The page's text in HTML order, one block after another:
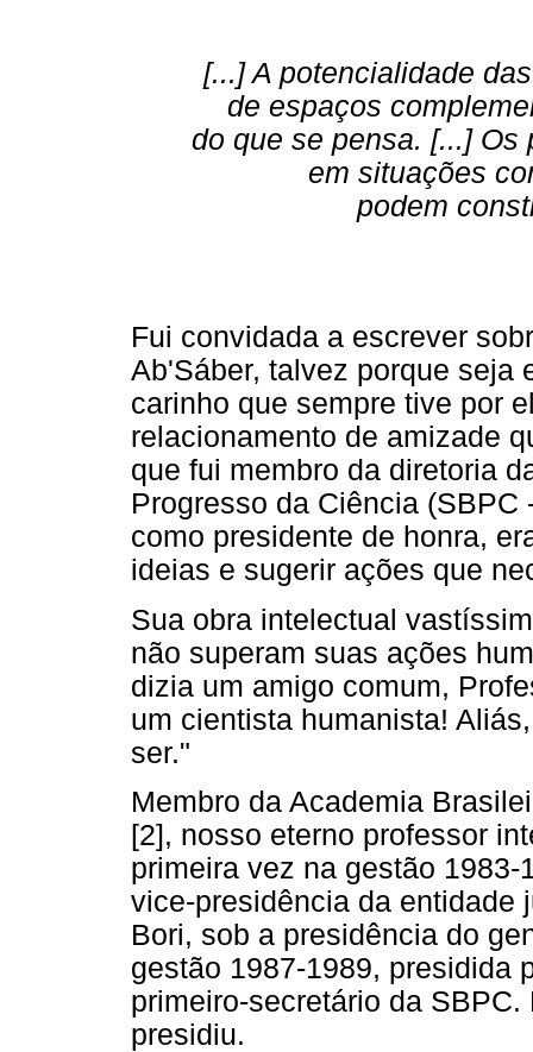
[...] A potencialidade
de espaços
do que se pensa. [...]
em situações
podem
Fui convidada a escrever
Ab'Sáber, talvez porque seja
carinho que sempre tive por
relacionamento de amizade
que fui membro da diretoria
Progresso da Ciência
como presidente de honra,
ideias e sugerir ações que
Sua obra intelectual
não superam suas ações
dizia um amigo comum,
um cientista humanista!
ser."
Membro da Academia
[2], nosso eterno professor
primeira vez na gestão
vice-presidência da entidade
Bori, sob a presidência do
gestão 1987-1989, presidida
primeiro-secretário da
presidiu.